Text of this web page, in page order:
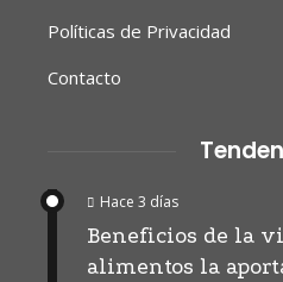
Políticas de Privacidad
Contacto
Hace 3 días
Beneficios de la
alimentos la